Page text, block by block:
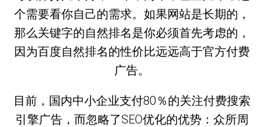
个需要看你自己的需求。如果网站是长期的，
那么关键字的自然排名是你必须首先考虑的，
因为百度自然排名的性价比远远高于官方付费
广告。
目前，国内中小企业支付80％的关注付费搜索
引擎广告，而忽略了SEO优化的优势：众所周